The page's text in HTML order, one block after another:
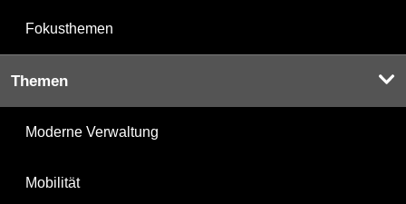
Fokusthemen
Themen
Moderne Verwaltung
Mobilität